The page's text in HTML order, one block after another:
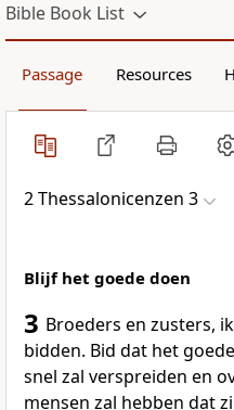
Bible Book List
Passage Resources
2 Thessalonicenzen 3
Blijf het goede doen
3 Broeders en zusters,
bidden. Bid dat het
snel zal verspreiden en
mensen zal hebben dat